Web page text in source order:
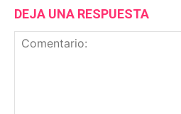
DEJA UNA RESPUESTA